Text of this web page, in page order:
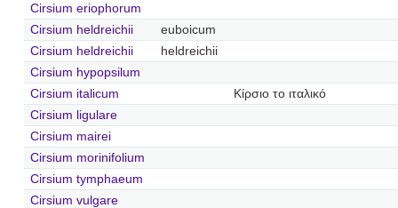
Cirsium eriophorum
Cirsium heldreichii
euboicum
Cirsium heldreichii
heldreichii
Cirsium hypopsilum
Cirsium italicum
Κίρσιο το ιταλικό
Cirsium ligulare
Cirsium mairei
Cirsium morinifolium
Cirsium tymphaeum
Cirsium vulgare